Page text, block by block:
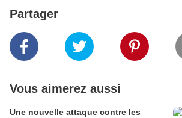
Partager
Vous aimerez aussi
Une nouvelle attaque contre les